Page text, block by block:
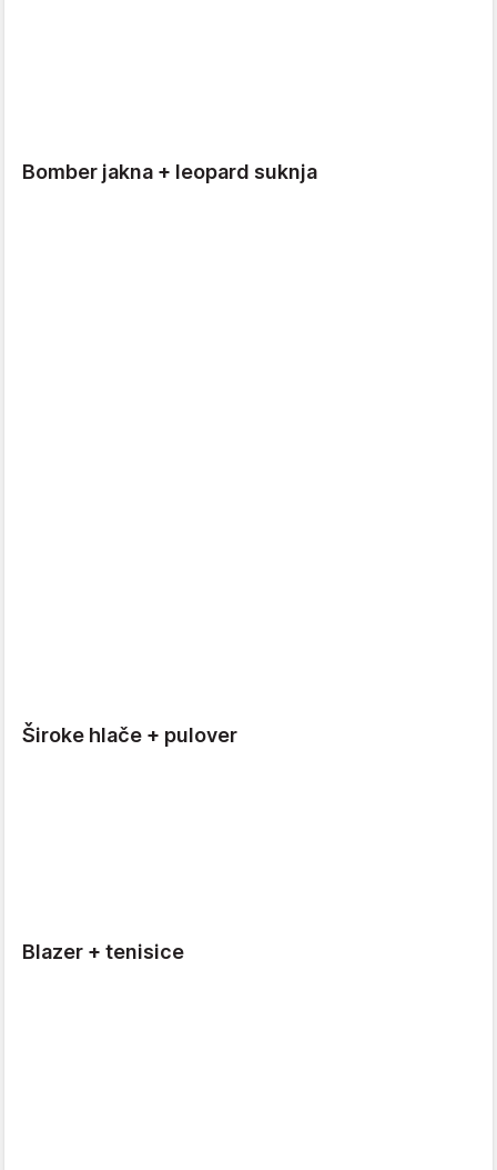
Bomber jakna + leopard suknja
Široke hlače + pulover
Blazer + tenisice